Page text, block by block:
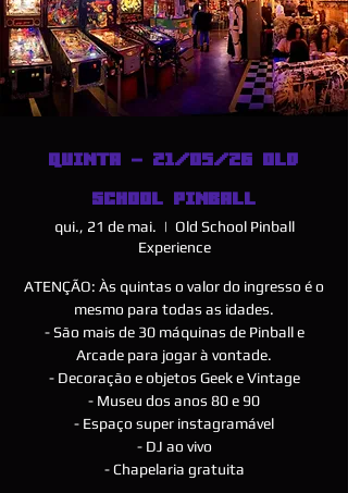
QUINTA - 21/05/26 OLD
SCHOOL PINBALL
qui., 21 de mai.
  |
Old School Pinball
Experience
ATENÇÃO: Às quintas o valor do ingresso é o
mesmo para todas as idades.
- São mais de 30 máquinas de Pinball e
Arcade para jogar à vontade.
- Decoração e objetos Geek e Vintage
- Museu dos anos 80 e 90
- Espaço super instagramável
- DJ ao vivo
- Chapelaria gratuita